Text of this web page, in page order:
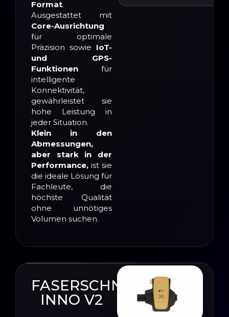
Format.
Ausgestattet mit
Core-Ausrichtung
für optimale
Präzision sowie IoT-
und GPS-
Funktionen für
intelligente
Konnektivität,
gewährleistet sie
hohe Leistung in
jeder Situation.
Klein in den
Abmessungen,
aber stark in der
Performance, ist sie
die ideale Lösung für
Fachleute, die
höchste Qualität
ohne unnötiges
Volumen suchen.
FASERSCHNEIDER
INNO V2